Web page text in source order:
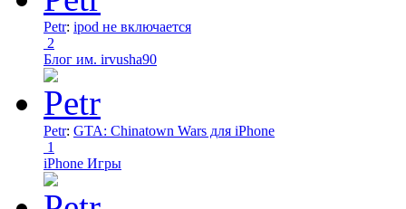
Petr: ipod не включается
2
Блог им. irvusha90
Petr: GTA: Chinatown Wars для iPhone
1
iPhone Игры